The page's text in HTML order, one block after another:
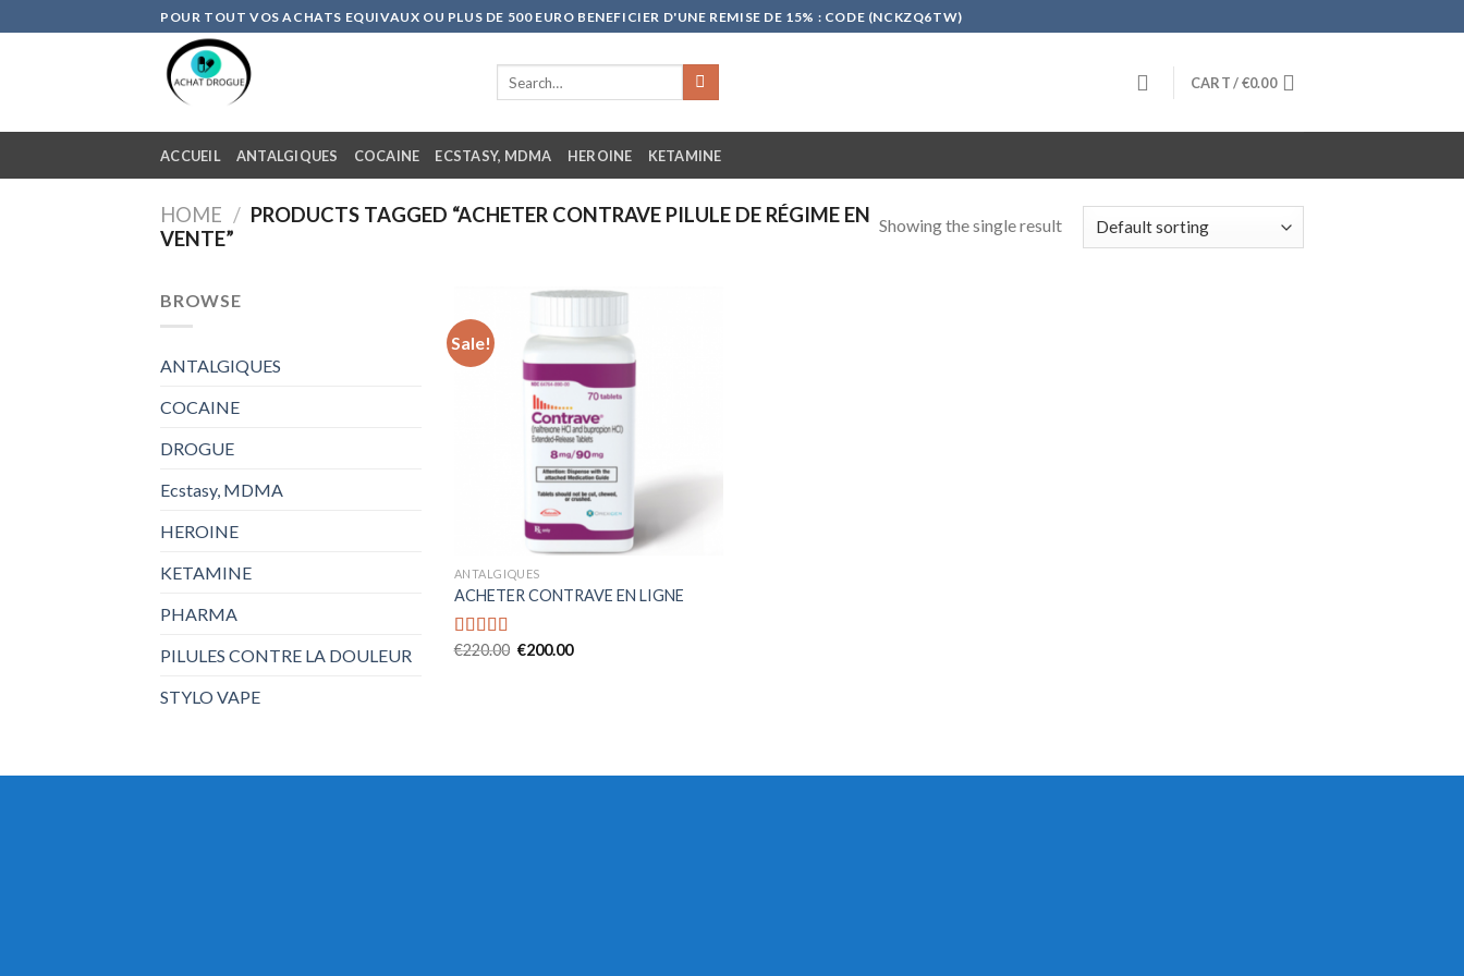
to
POUR TOUT VOS ACHATS EQUIVAUX OU PLUS DE 500 EURO BENEFICIER D'UNE REMISE DE 15% : CODE (NCKZQ6TW)
CART /€0.00
ACCUEIL ANTALGIQUES COCAINE ECSTASY, MDMA HEROINE KETAMINE
HOME / PRODUCTS TAGGED “ACHETER CONTRAVE PILULE DE RÉGIME EN
VENTE”
Showing the single result
BROWSE
ANTALGIQUES
COCAINE
DROGUE
Ecstasy, MDMA
HEROINE
KETAMINE
PHARMA
PILULES CONTRE LA DOULEUR
STYLO VAPE
Sale!
ANTALGIQUES
ACHETER CONTRAVE EN LIGNE
Rated4.71
€220.00 €200.00